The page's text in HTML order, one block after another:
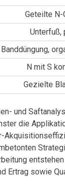
Geteilte
Unterfuß,
Banddüngung,
N mit S
Gezielte
und
die
Ertrag sowie